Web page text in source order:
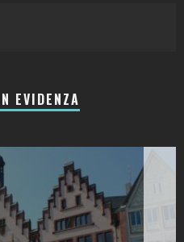
EVIDENZA